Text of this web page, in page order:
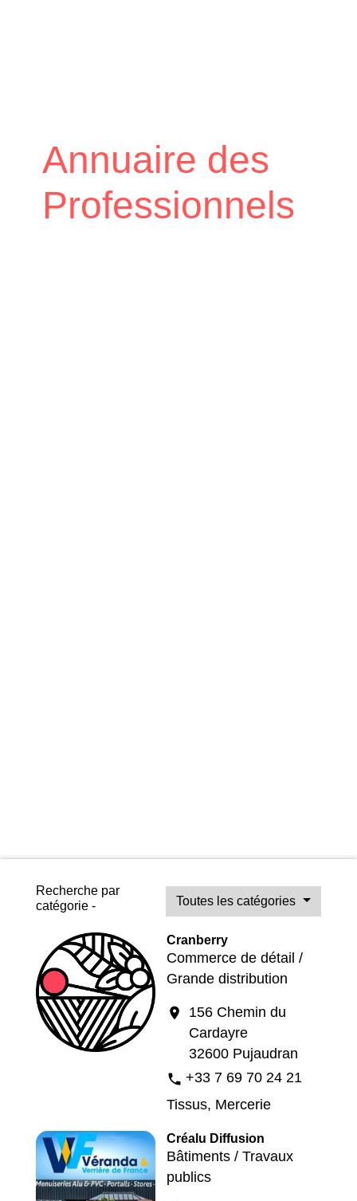
Annuaire des
Professionnels
Recherche par
catégorie -
Toutes les catégories
Cranberry
Commerce de détail /
Grande distribution
location_on
156 Chemin du
Cardayre
32600 Pujaudran
phone +33 7 69 70 24 21
Tissus, Mercerie
Créalu Diffusion
Bâtiments / Travaux
publics